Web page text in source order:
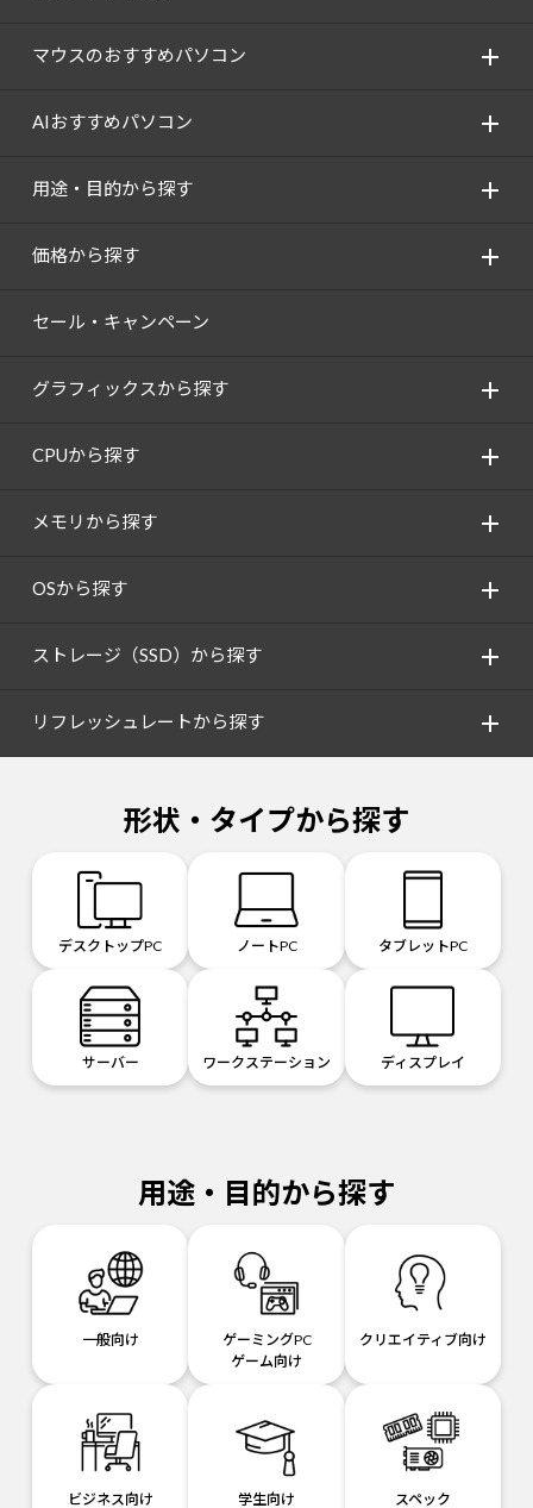
マウスのおすすめパソコン
AIおすすめパソコン
用途・目的から探す
価格から探す
セール・キャンペーン
グラフィックスから探す
CPUから探す
メモリから探す
OSから探す
ストレージ（SSD）から探す
リフレッシュレートから探す
形状・タイプから探す
デスクトップPC ノートPC タブレットPC
サーバー ワークステーション ディスプレイ
用途・目的から探す
一般向け
ゲーミングPC
ゲーム向け
クリエイティブ向け
ビジネス向け 学生向け スペック